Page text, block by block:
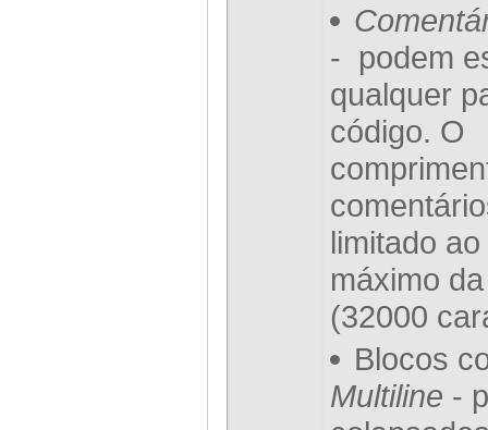
- podem
qualquer
código. O
limitado
máximo
(32000
Blocos
Multiline -